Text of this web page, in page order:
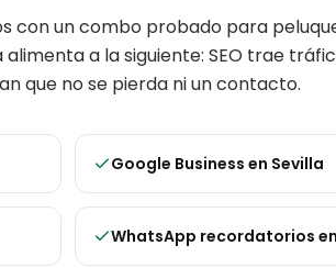
con un combo probado para
alimenta a la siguiente: SEO trae
que no se pierda ni un contacto.
Google Business en Sevilla
WhatsApp recordatorios en